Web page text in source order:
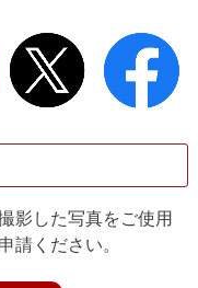
影した写真をご使用
請ください。